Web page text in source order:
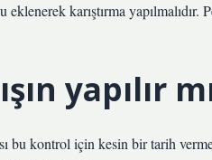
karıştırma
yapılır
bu kontrol için kesin bir tarih